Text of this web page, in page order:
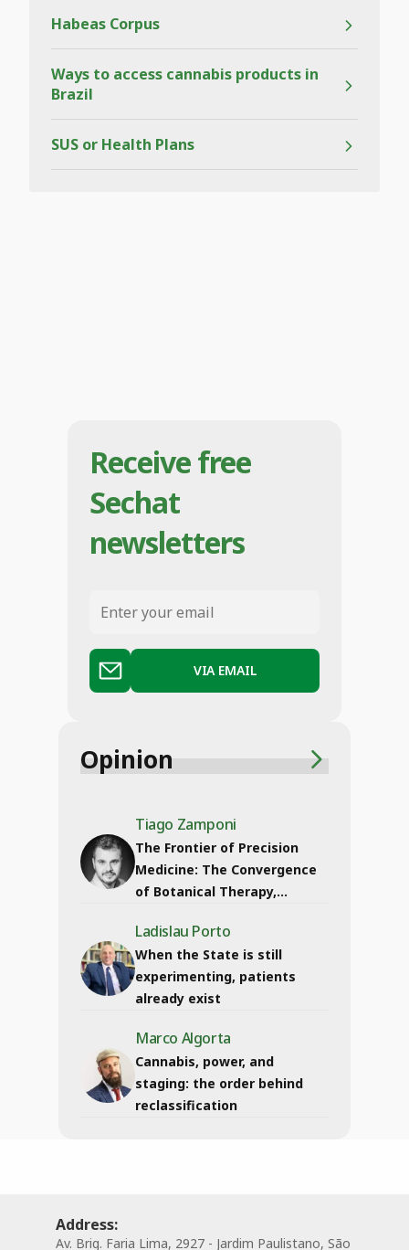
Habeas Corpus
Ways to access cannabis products in
Brazil
SUS or Health Plans
Receive free
Sechat
newsletters
VIA EMAIL
Opinion
Tiago Zamponi
The Frontier of Precision
Medicine: The Convergence
of Botanical Therapy,
Ladislau Porto
When the State is still
experimenting, patients
already exist
Marco Algorta
Cannabis, power, and
staging: the order behind
reclassification
Address:
Av. Brig. Faria Lima, 2927 - Jardim Paulistano, São